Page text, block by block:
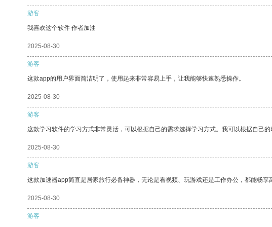
游客
我喜欢这个软件 作者加油
2025-08-30
游客
这款app的用户界面简洁明了，使用起来非常容易上手，让我能够快速熟悉操作。
2025-08-30
游客
这款学习软件的学习方式非常灵活，可以根据自己的需求选择学习方式。我可以根据自己的
2025-08-30
游客
这款加速器app简直是居家旅行必备神器，无论是看视频、玩游戏还是工作办公，都能畅享
2025-08-30
游客